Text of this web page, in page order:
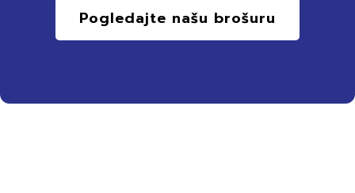
Pogledajte našu brošuru